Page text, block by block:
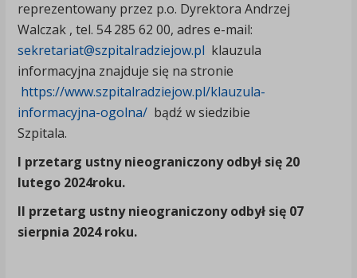
reprezentowany przez p.o. Dyrektora Andrzej
Walczak , tel. 54 285 62 00, adres e-mail:
sekretariat@szpitalradziejow.pl klauzula
informacyjna znajduje się na stronie
https://www.szpitalradziejow.pl/klauzula-
informacyjna-ogolna/ bądź w siedzibie
Szpitala.
I przetarg ustny nieograniczony odbył się 20
lutego 2024roku.
II przetarg ustny nieograniczony odbył się 07
sierpnia 2024 roku.